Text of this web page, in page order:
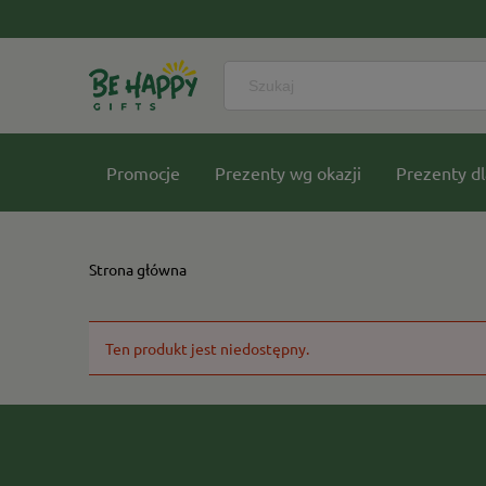
Promocje Prezenty wg okazji Prezenty
Strona główna
Ten produkt jest niedostępny.